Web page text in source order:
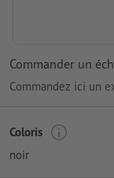
Commander un
Commandez ici un
Coloris
noir